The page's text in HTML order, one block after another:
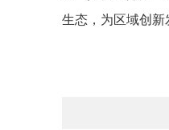
生态，为区域创新